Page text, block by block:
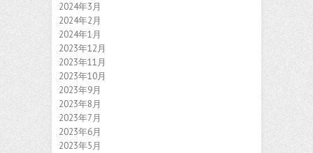
2024年3月
2024年2月
2024年1月
2023年12月
2023年11月
2023年10月
2023年9月
2023年8月
2023年7月
2023年6月
2023年5月